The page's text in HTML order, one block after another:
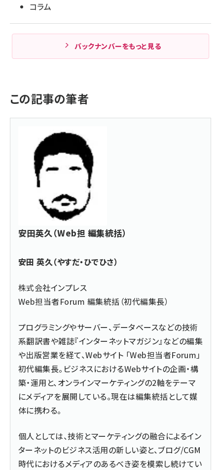
コラム
バックナンバーをもっと見る
この記事の筆者
安田英久（Web担 編集統括）
安田 英久（やすだ・ひでひさ）
株式会社インプレス
Web担当者Forum 編集統括（初代編集長）
プログラミングやサーバー、データベースなどの技術
系翻訳書や雑誌『インターネットマガジン』などの編集
や出版営業を経て、Webサイト 「Web担当者Forum」
初代編集長。ビジネスにおけるWebサイトの企画・構
築・運用と、オンラインマーケティングの2軸をテーマ
にメディアを展開している。現在は編集統括として媒
体に携わる。
個人としては、技術とマーケティングの融合によるイン
ターネットのビジネス活用の新しい姿と、ブログ/CGM
時代におけるメディアのあるべき姿を模索し続けてい